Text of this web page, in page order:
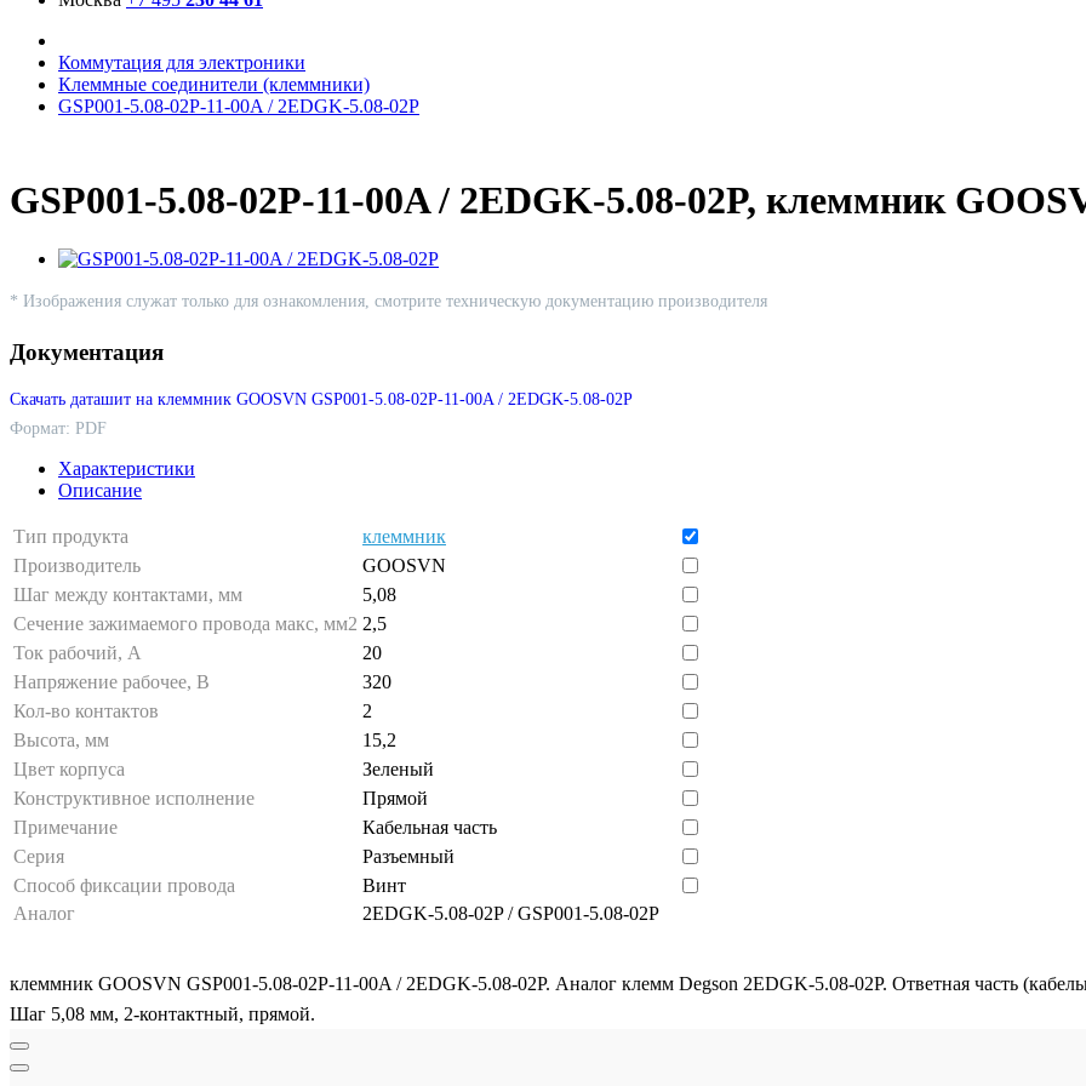
Коммутация для электроники
Клеммные соединители (клеммники)
GSP001-5.08-02P-11-00A / 2EDGK-5.08-02P
GSP001-5.08-02P-11-00A / 2EDGK-5.08-02P, клеммник
* Изображения служат только для ознакомления, смотрите техническую документацию производителя
Документация
Скачать даташит на клеммник GOOSVN GSP001-5.08-02P-11-00A / 2EDGK-5.08-02P
Формат: PDF
Характеристики
Описание
Тип продукта
клеммник
Производитель
GOOSVN
Шаг между контактами, мм
5,08
Сечение зажимаемого провода макс, мм2 2,5
Ток рабочий, А
20
Напряжение рабочее, В
320
Кол-во контактов
2
Высота, мм
15,2
Цвет корпуса
Зеленый
Конструктивное исполнение
Прямой
Примечание
Кабельная часть
Серия
Разъемный
Способ фиксации провода
Винт
Аналог
2EDGK-5.08-02P / GSP001-5.08-02P
клеммник GOOSVN GSP001-5.08-02P-11-00A / 2EDGK-5.08-02P. Аналог клемм Degson 2EDGK-5.08-02P. Ответная часть
Шаг 5,08 мм, 2-контактный, прямой.